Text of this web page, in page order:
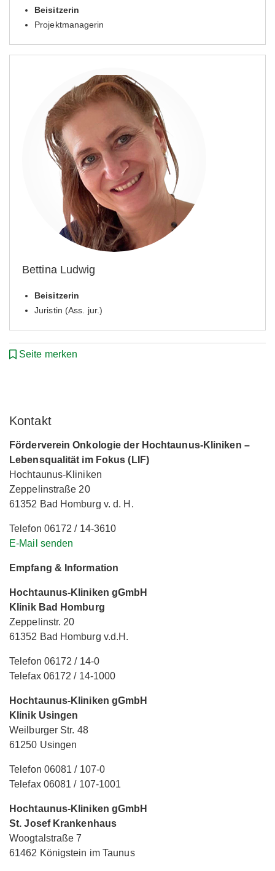
Beisitzerin
Projektmanagerin
Bettina Ludwig
Beisitzerin
Juristin (Ass. jur.)
Seite merken
Kontakt
Förderverein Onkologie der Hochtaunus-Kliniken –
Lebensqualität im Fokus (LIF)
Hochtaunus-Kliniken
Zeppelinstraße 20
61352 Bad Homburg v. d. H.
Telefon 06172 / 14-3610
E-Mail senden
Empfang & Information
Hochtaunus-Kliniken gGmbH
Klinik Bad Homburg
Zeppelinstr. 20
61352 Bad Homburg v.d.H.
Telefon 06172 / 14-0
Telefax 06172 / 14-1000
Hochtaunus-Kliniken gGmbH
Klinik Usingen
Weilburger Str. 48
61250 Usingen
Telefon 06081 / 107-0
Telefax 06081 / 107-1001
Hochtaunus-Kliniken gGmbH
St. Josef Krankenhaus
Woogtalstraße 7
61462 Königstein im Taunus